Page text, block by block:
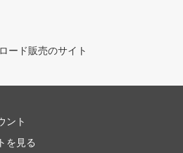
ード販売のサイト
ント
を見る